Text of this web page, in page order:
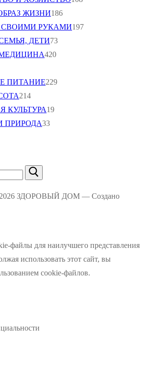
ЖИЗНИ186
СВОИМИ РУКАМИ197
ДЕТИ73
420
ПИТАНИЕ229
214
КУЛЬТУРА19
ПРИРОДА33
2026 ЗДОРОВЫЙ ДОМ — Создано
файлы для наилучшего представления
использовать этот сайт, вы
cookie-файлов.